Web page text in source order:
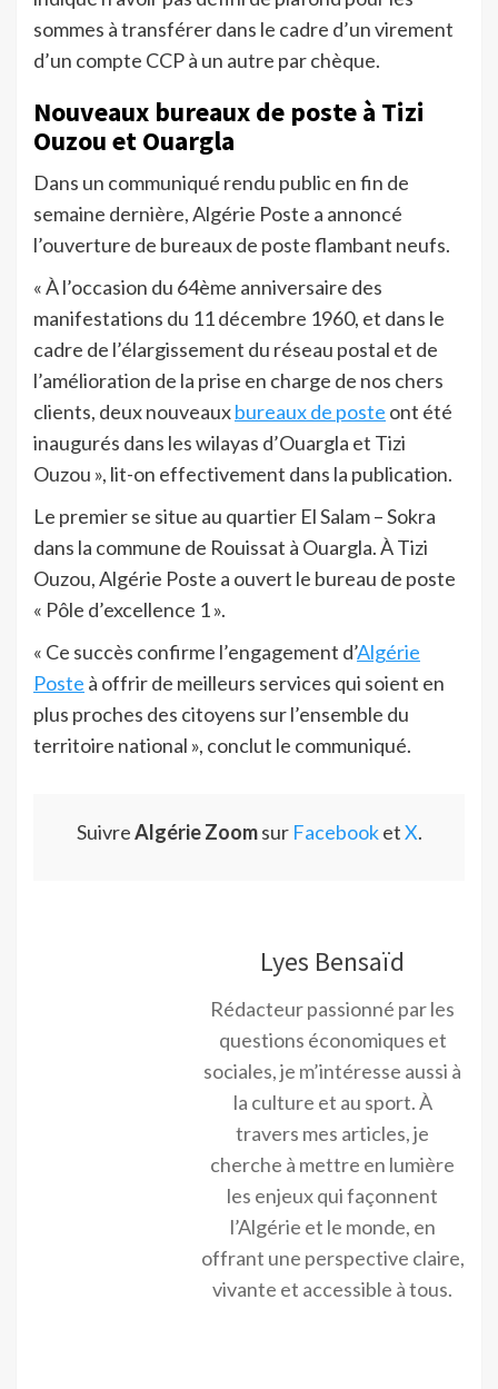
sommes à transférer dans le cadre d’un virement
d’un compte CCP à un autre par chèque.
Nouveaux bureaux de poste à Tizi
Ouzou et Ouargla
Dans un communiqué rendu public en fin de
semaine dernière, Algérie Poste a annoncé
l’ouverture de bureaux de poste flambant neufs.
« À l’occasion du 64ème anniversaire des
manifestations du 11 décembre 1960, et dans le
cadre de l’élargissement du réseau postal et de
l’amélioration de la prise en charge de nos chers
clients, deux nouveauxbureaux de poste ont été
inaugurés dans les wilayas d’Ouargla et Tizi
Ouzou », lit-on effectivement dans la publication.
Le premier se situe au quartier El Salam – Sokra
dans la commune de Rouissat à Ouargla. À Tizi
Ouzou, Algérie Poste a ouvert le bureau de poste
« Pôle d’excellence 1 ».
« Ce succès confirme l’engagement d’Algérie
Poste à offrir de meilleurs services qui soient en
plus proches des citoyens sur l’ensemble du
territoire national », conclut le communiqué.
SuivreAlgérie Zoomsur FacebooketX.
Lyes Bensaïd
Rédacteur passionné par les
questions économiques et
sociales, je m’intéresse aussi à
la culture et au sport. À
travers mes articles, je
cherche à mettre en lumière
les enjeux qui façonnent
l’Algérie et le monde, en
offrant une perspective claire,
vivante et accessible à tous.